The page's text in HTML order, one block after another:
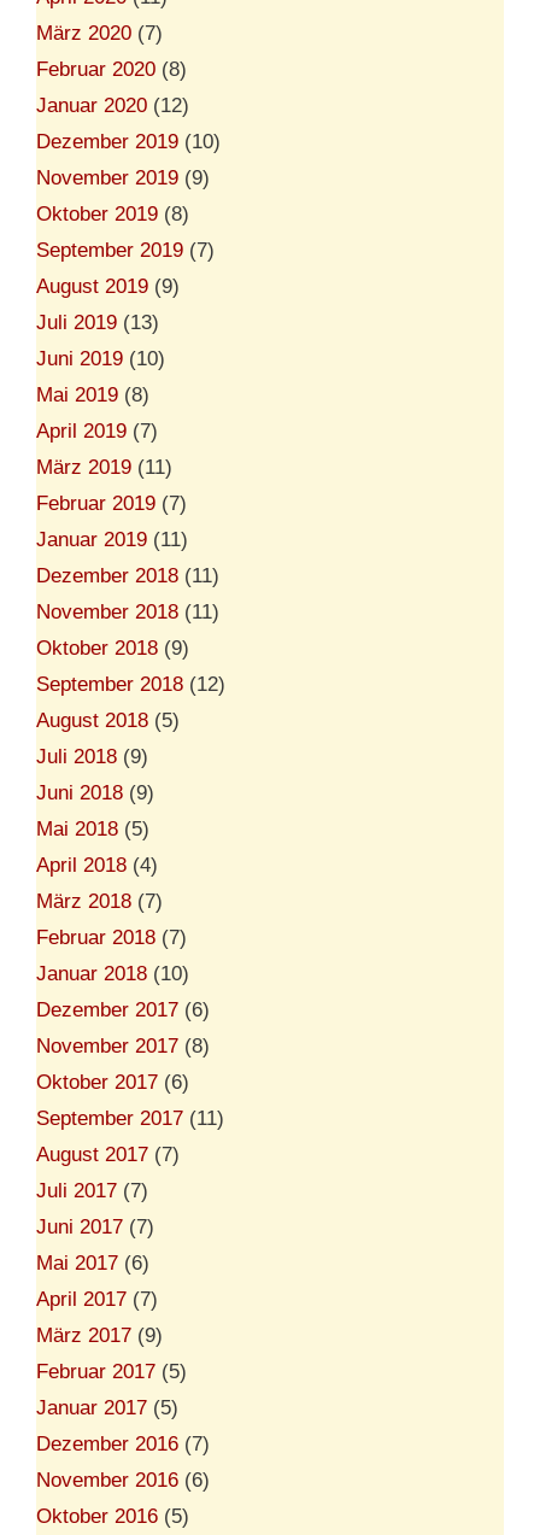
März 2020 (7)
Februar 2020 (8)
Januar 2020 (12)
Dezember 2019 (10)
November 2019 (9)
Oktober 2019 (8)
September 2019 (7)
August 2019 (9)
Juli 2019 (13)
Juni 2019 (10)
Mai 2019 (8)
April 2019 (7)
März 2019 (11)
Februar 2019 (7)
Januar 2019 (11)
Dezember 2018 (11)
November 2018 (11)
Oktober 2018 (9)
September 2018 (12)
August 2018 (5)
Juli 2018 (9)
Juni 2018 (9)
Mai 2018 (5)
April 2018 (4)
März 2018 (7)
Februar 2018 (7)
Januar 2018 (10)
Dezember 2017 (6)
November 2017 (8)
Oktober 2017 (6)
September 2017 (11)
August 2017 (7)
Juli 2017 (7)
Juni 2017 (7)
Mai 2017 (6)
April 2017 (7)
März 2017 (9)
Februar 2017 (5)
Januar 2017 (5)
Dezember 2016 (7)
November 2016 (6)
Oktober 2016 (5)